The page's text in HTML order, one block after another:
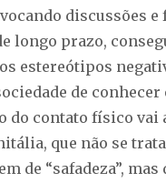
discussões e
longo prazo,
estereótipos
de conhecer
do contato físico vai
que não se
de “safadeza”, mas